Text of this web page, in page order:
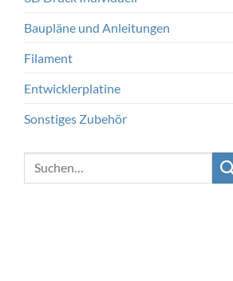
Baupläne und Anleitungen
Filament
Entwicklerplatine
Sonstiges Zubehör
Suchen